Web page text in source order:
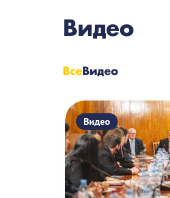
Видео
ВсеВидео
Видео